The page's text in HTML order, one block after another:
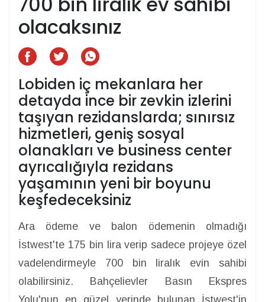
olacaksınız
Lobiden iç mekanlara her
detayda ince bir zevkin izlerini
taşıyan rezidanslarda; sınırsız
hizmetleri, geniş sosyal
olanakları ve business center
ayrıcalığıyla rezidans
yaşamının yeni bir boyunu
keşfedeceksiniz
Ara ödeme ve balon ödemenin olmadığı
İstwest'te 175 bin lira verip sadece projeye özel
vadelendirmeyle 700 bin liralık evin sahibi
olabilirsiniz. Bahçelievler Basın Ekspres